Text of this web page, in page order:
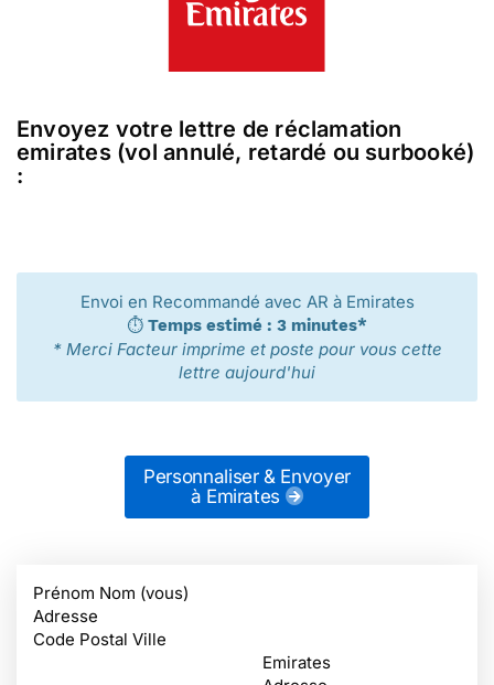
Envoyez votre lettre de réclamation
emirates (vol annulé, retardé ou surbooké)
:
Envoi en Recommandé avec AR à Emirates
⏱️ Temps estimé : 3 minutes*
* Merci Facteur imprime et poste pour vous cette
lettre aujourd'hui
Personnaliser & Envoyer
à Emirates
Prénom Nom (vous)
Adresse
Code Postal Ville
Emirates